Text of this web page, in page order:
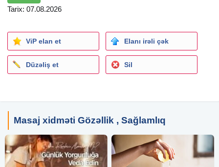
Tarix: 07.08.2026
ViP elan et Elanı irəli çək
Düzəliş et Sil
Masaj xidməti Gözəllik , Sağlamlıq